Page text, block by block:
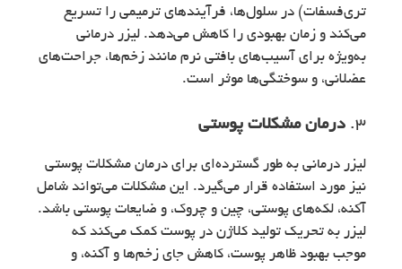
تری‌فسفات) در سلول‌ها، فرآیندهای ترمیمی را تسریع
می‌کند و زمان بهبودی را کاهش می‌دهد. لیزر درمانی
به‌ویژه برای آسیب‌های بافتی نرم مانند زخم‌ها، جراحت‌های
عضلانی، و سوختگی‌ها موثر است.
3. درمان مشکلات پوستی
لیزر درمانی به طور گسترده‌ای برای درمان مشکلات پوستی
نیز مورد استفاده قرار می‌گیرد. این مشکلات می‌تواند شامل
آکنه، لکه‌های پوستی، چین و چروک، و ضایعات پوستی باشد.
لیزر به تحریک تولید کلاژن در پوست کمک می‌کند که
موجب بهبود ظاهر پوست، کاهش جای زخم‌ها و آکنه، و